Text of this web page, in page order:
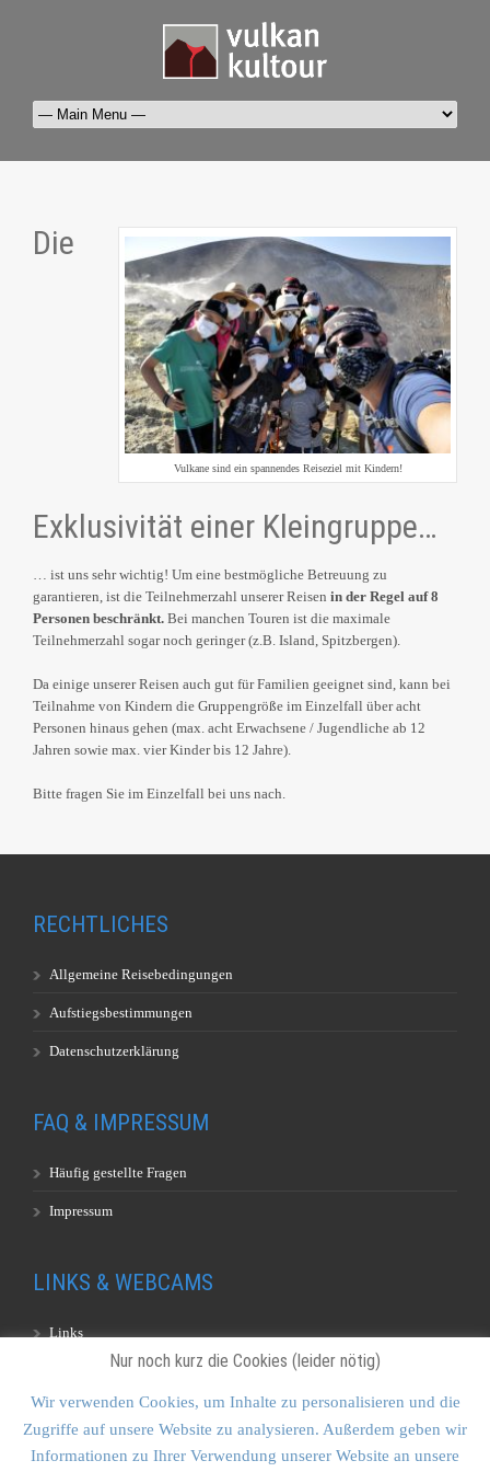
Vulkane sind ein spannendes Reiseziel mit Kindern!
Die
Exklusivität einer Kleingruppe…
… ist uns sehr wichtig! Um eine bestmögliche Betreuung zu
garantieren, ist die Teilnehmerzahl unserer Reisen in der Regel auf 8
Personen beschränkt. Bei manchen Touren ist die maximale
Teilnehmerzahl sogar noch geringer (z.B. Island, Spitzbergen).
Da einige unserer Reisen auch gut für Familien geeignet sind, kann bei
Teilnahme von Kindern die Gruppengröße im Einzelfall über acht
Personen hinaus gehen (max. acht Erwachsene / Jugendliche ab 12
Jahren sowie max. vier Kinder bis 12 Jahre).
Bitte fragen Sie im Einzelfall bei uns nach.
RECHTLICHES
Allgemeine Reisebedingungen
Aufstiegsbestimmungen
Datenschutzerklärung
FAQ & IMPRESSUM
Häufig gestellte Fragen
Impressum
LINKS & WEBCAMS
Links
KONTAKT & SITEMAP
Nur noch kurz die Cookies (leider nötig)
Wir verwenden Cookies, um Inhalte zu personalisieren und die
Zugriffe auf unsere Website zu analysieren. Außerdem geben wir
Informationen zu Ihrer Verwendung unserer Website an unsere